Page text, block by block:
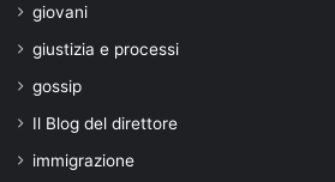
giovani
giustizia e processi
gossip
Il Blog del direttore
immigrazione